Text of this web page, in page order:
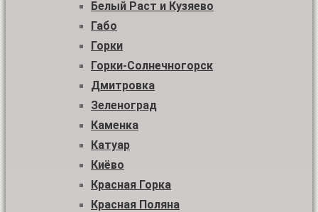
Белый Раст и Кузяево
Габо
Горки
Горки-Солнечногорск
Дмитровка
Зеленоград
Каменка
Катуар
Киёво
Красная Горка
Красная Поляна